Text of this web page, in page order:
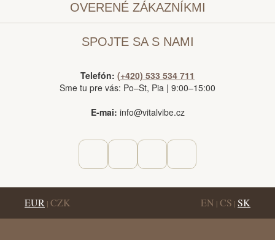
OVERENÉ ZÁKAZNÍKMI
SPOJTE SA S NAMI
Telefón: (+420) 533 534 711
Sme tu pre vás: Po–St, Pia | 9:00–15:00
E-mai: info@vitalvibe.cz
EUR | CZK EN | CS | SK